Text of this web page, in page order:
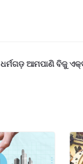
ଧର୍ମଗଡ଼ ଆମପାଣି ବିଜୁ